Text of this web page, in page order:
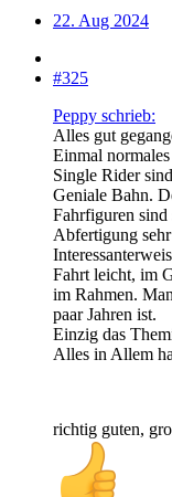
22. Aug 2024
#325
Peppy schrieb:
Alles gut
Einmal
Single Rider
Geniale Bahn.
Fahrfiguren
Abfertigung
Fahrt leicht, im
im Rahmen.
paar Jahren ist.
Einzig das
Alles in Allem
richtig guten,